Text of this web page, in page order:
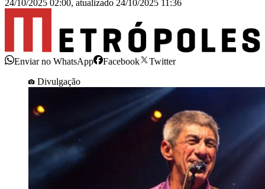
24/10/2025 02:00, atualizado 24/10/2025 11:36
Enviar no WhatsApp Facebook
Twitter
Divulgação